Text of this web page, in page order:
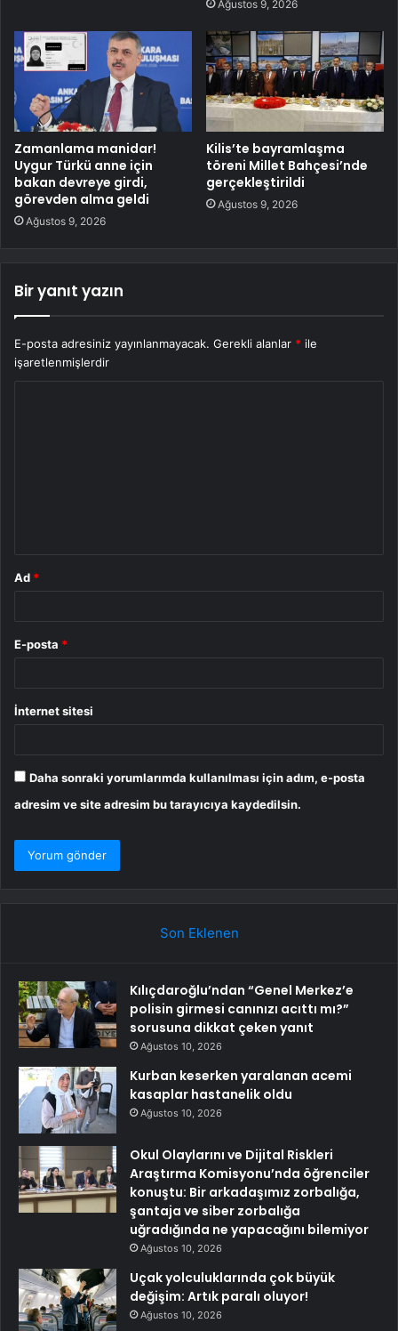
Ağustos 9, 2026
Zamanlama manidar!
Uygur Türkü anne için
bakan devreye girdi,
görevden alma geldi
Ağustos 9, 2026
Kilis’te bayramlaşma
töreni Millet Bahçesi’nde
gerçekleştirildi
Ağustos 9, 2026
Bir yanıt yazın
E-posta adresiniz yayınlanmayacak. Gerekli alanlar * ile
işaretlenmişlerdir
Ad *
E-posta *
İnternet sitesi
Daha sonraki yorumlarımda kullanılması için adım, e-posta
adresim ve site adresim bu tarayıcıya kaydedilsin.
Son Eklenen
Kılıçdaroğlu’ndan “Genel Merkez’e
polisin girmesi canınızı acıttı mı?”
sorusuna dikkat çeken yanıt
Ağustos 10, 2026
Kurban keserken yaralanan acemi
kasaplar hastanelik oldu
Ağustos 10, 2026
Okul Olaylarını ve Dijital Riskleri
Araştırma Komisyonu’nda öğrenciler
konuştu: Bir arkadaşımız zorbalığa,
şantaja ve siber zorbalığa
uğradığında ne yapacağını bilemiyor
Ağustos 10, 2026
Uçak yolculuklarında çok büyük
değişim: Artık paralı oluyor!
Ağustos 10, 2026